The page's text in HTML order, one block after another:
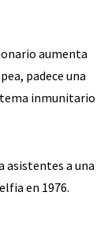
aumenta
padece una
inmunitario
asistentes a una
en 1976.